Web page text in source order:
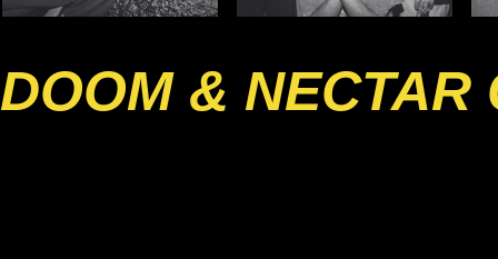
DOOM & NECTAR